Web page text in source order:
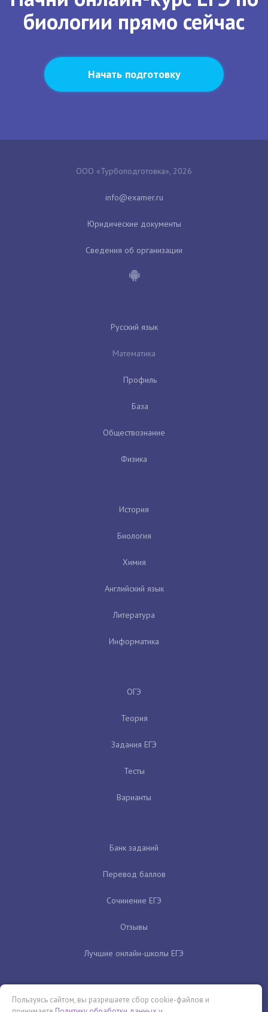
биологии прямо сейчас
Начать подготовку
ООО «Турбоподготовка», 2026
Юридические документы
Сведения об организации
Русский язык
Математика
Профиль
База
Обществознание
Физика
История
Биология
Химия
Английский язык
Литература
Информатика
ОГЭ
Теория
Задания ЕГЭ
Тесты
Варианты
Банк заданий
Перевод баллов
Сочинение ЕГЭ
Отзывы
Лучшие онлайн-школы ЕГЭ
Пользуясь сайтом, вы разрешаете сбор cookie-файлов и